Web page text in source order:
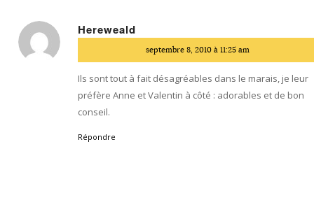
Hereweald
:
septembre 8, 2010 à 11:25 am
Ils sont tout à fait désagréables dans le marais, je leur
préfère Anne et Valentin à côté : adorables et de bon
conseil.
Répondre